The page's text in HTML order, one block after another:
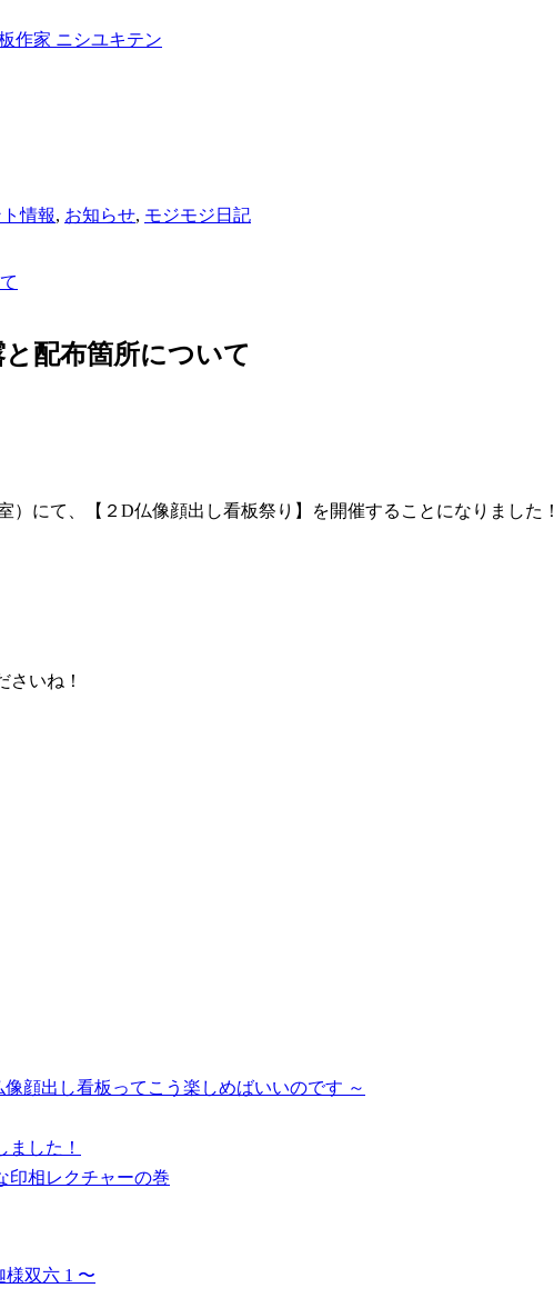
情報, お知らせ, モジモジ日記
配布箇所について
にて、【２D仏像顔出し看板祭り】を開催することになりました！
いね！
顔出し看板ってこう楽しめばいいのです ～
した！
印相レクチャーの巻
様双六 1 〜